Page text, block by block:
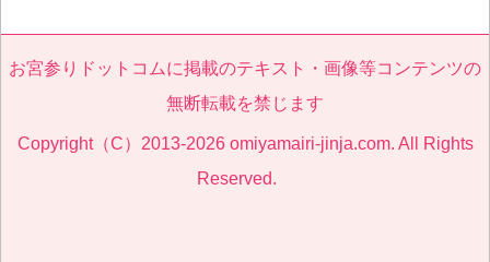
お宮参りドットコムに掲載のテキスト・画像等コンテンツの
無断転載を禁じます
Copyright（C）2013-2026 omiyamairi-jinja.com. All Rights
Reserved.